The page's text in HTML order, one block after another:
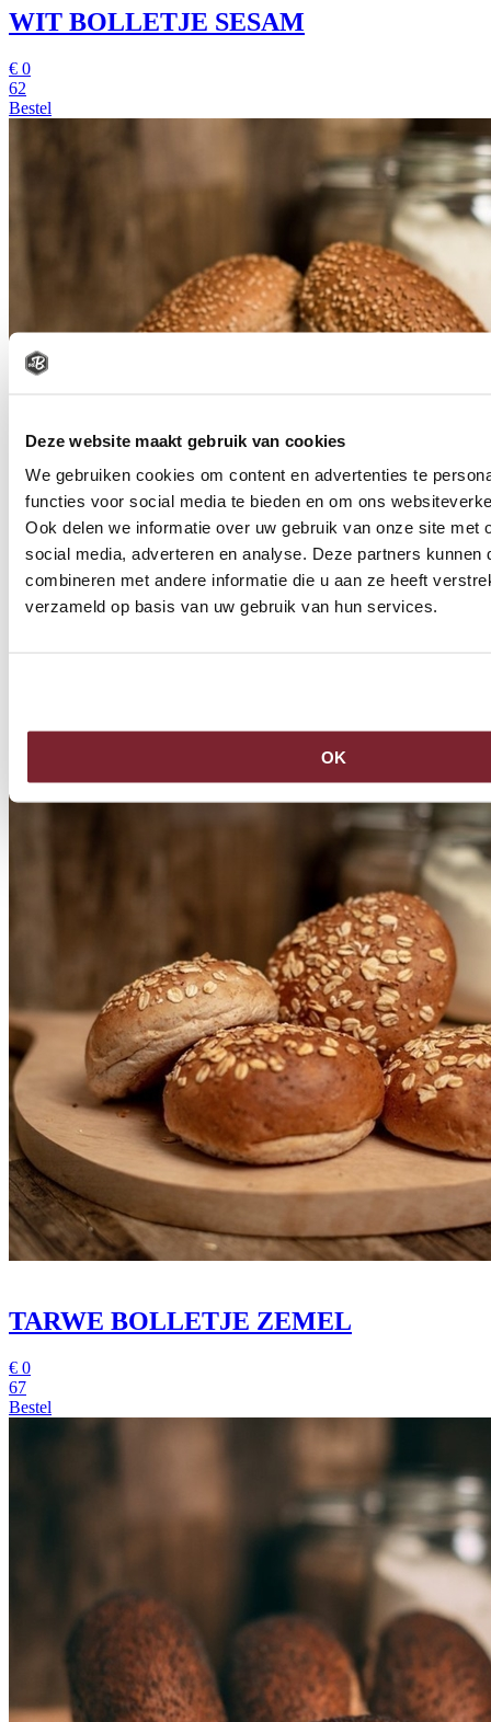
Deze website maakt gebruik van cookies
We gebruiken cookies om content en advertenties te
functies voor social media te bieden en om ons
Ook delen we informatie over uw gebruik van onze site met
social media, adverteren en analyse. Deze partners kunnen
combineren met andere informatie die u aan ze heeft
verzameld op basis van uw gebruik van hun services.
OK
WIT BOLLETJE SESAM
€ 0
62
Bestel
TARWE BOLLETJE ZEMEL
€ 0
67
Bestel